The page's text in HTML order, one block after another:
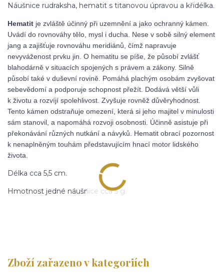
Náušnice rudraksha, hematit s titanovou úpravou a křidélka.
Hematit je zvláště účinný při uzemnění a jako ochranný kámen.
Uvádí do rovnováhy tělo, mysl i ducha. Nese v sobě silný element
jang a zajišťuje rovnováhu meridiánů, čímž napravuje
nevyváženost prvku jin. O hematitu se píše, že působí zvlášť
blahodárně v situacích spojených s právem a zákony. Silně
působí také v duševní rovině. Pomáhá plachým osobám zvyšovat
sebevědomí a podporuje schopnost přežít. Dodává větší vůli
k životu a rozvíjí spolehlivost. Zvyšuje rovněž důvěryhodnost.
Tento kámen odstraňuje omezení, která si jeho majitel v minulosti
sám stanovil, a napomáhá rozvoji osobnosti. Účinně asistuje při
překonávání různých nutkání a návyků. Hematit obrací pozornost
k nenaplněným touhám představujícím hnací motor lidského
života.
Délka cca 5,5 cm.
Hmotnost jedné náušnice cca 5 g.
Zboží zařazeno v kategoriích